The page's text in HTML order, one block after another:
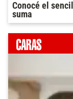
Conocé el
suma